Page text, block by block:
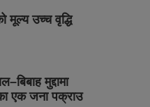
मूल्य उच्च वृद्धि
मुद्दामा
एक जना पक्राउ